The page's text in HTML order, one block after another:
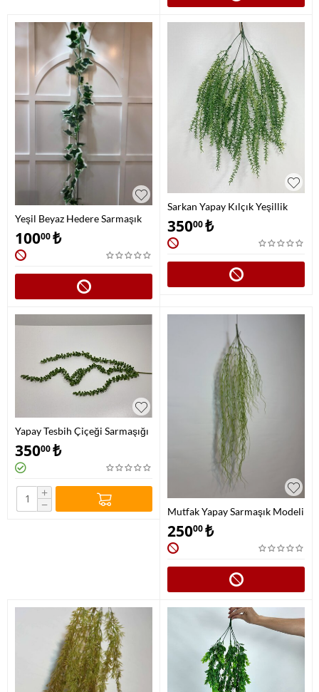
Yeşil Beyaz Hedere Sarmaşık
10000₺
Sarkan Yapay Kılçık Yeşillik
35000₺
Yapay Tesbih Çiçeği Sarmaşığı
35000₺
+
− Mutfak Yapay Sarmaşık Modeli
25000₺